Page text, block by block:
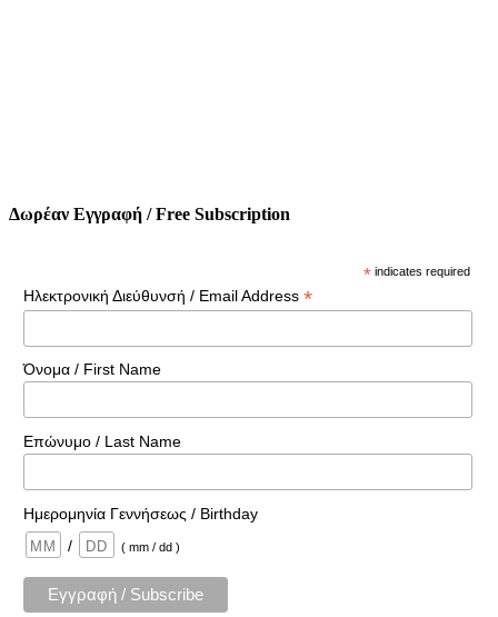
Δωρέαν Εγγραφή / Free Subscription
* indicates required
Ηλεκτρονική Διεύθυνσή / Email Address *
Όνομα / First Name
Επώνυμο / Last Name
Ημερομηνία Γεννήσεως / Birthday
/
( mm / dd )